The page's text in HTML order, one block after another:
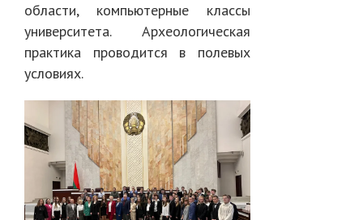
области, компьютерные классы
университета. Археологическая
практика проводится в полевых
условиях.